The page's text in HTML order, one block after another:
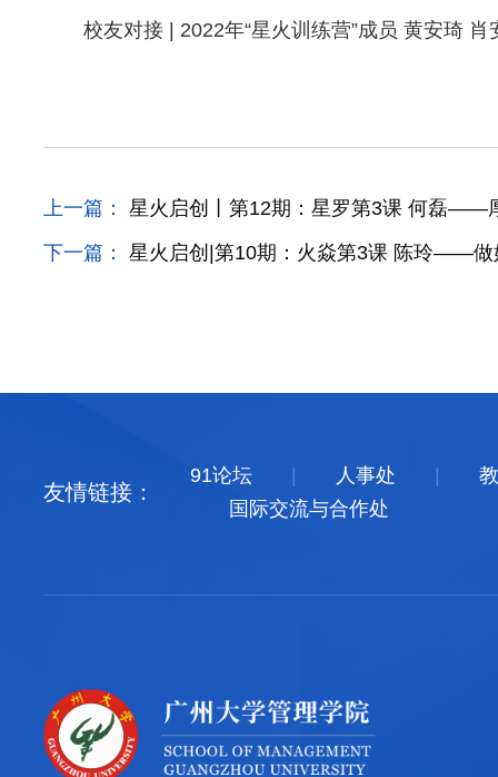
校友对接 | 2022年“星火训练营”成员 黄安琦 肖
上一篇： 星火启创丨第12期：星罗第3课 何磊——
下一篇： 星火启创|第10期：火焱第3课 陈玲——做
友情链接：
91论坛 | 人事处 |
国际交流与合作处